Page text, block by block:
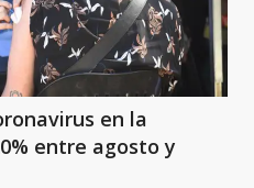
en la
entre agosto y